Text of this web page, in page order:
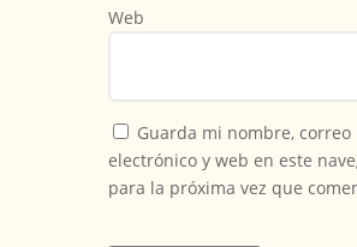
Web
Guarda mi nombre, correo
electrónico y web en este
para la próxima vez que